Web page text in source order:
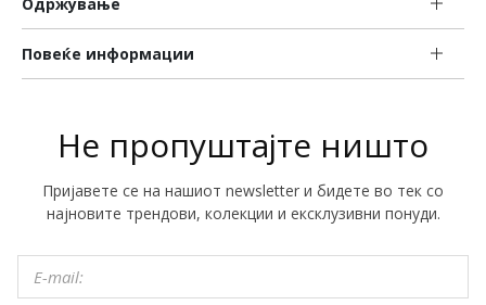
Повеќе информации
Не пропуштајте ништо
Пријавете се на нашиот newsletter и бидете во тек со
најновите трендови, колекции и ексклузивни понуди.